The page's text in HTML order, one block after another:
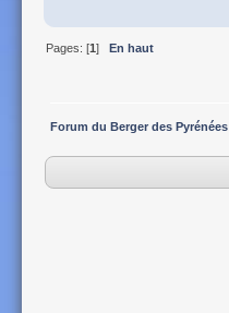
Pages: [1]En haut
Forum du Berger des Pyrénées